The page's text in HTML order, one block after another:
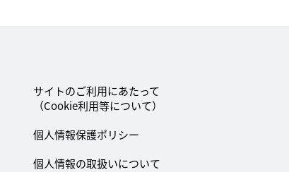
サイトのご利用にあたって
（Cookie利用等について）
個人情報保護ポリシー
個人情報の取扱いについて